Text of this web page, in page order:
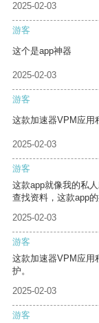
2025-02-03
游客
这个是app神器
2025-02-03
游客
这款加速器VPM应用
2025-02-03
游客
这款app就像我的私
查找资料，这款app
2025-02-03
游客
这款加速器VPM应用
护。
2025-02-03
游客